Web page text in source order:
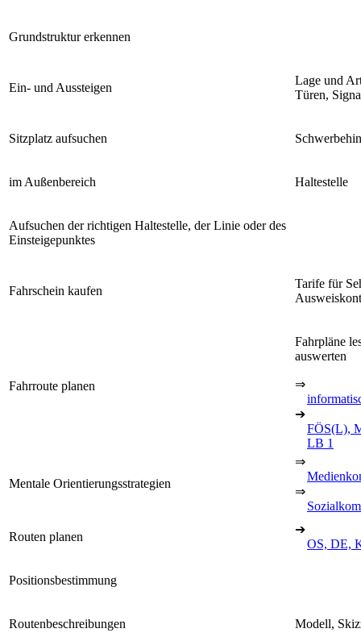
Grundstruktur erkennen
Ein- und Aussteigen
Lage und
Türen,
Sitzplatz aufsuchen
im Außenbereich Haltestelle
Aufsuchen der richtigen Haltestelle, der Linie oder des
Einsteigepunktes
Fahrschein kaufen
Tarife für
Fahrroute planen
Fahrpläne
auswerten
⇒
➔
FÖS(L),
LB 1
Mentale Orientierungsstrategien
⇒
⇒
Routen planen
➔
OS, DE,
Positionsbestimmung
Routenbeschreibungen Modell,